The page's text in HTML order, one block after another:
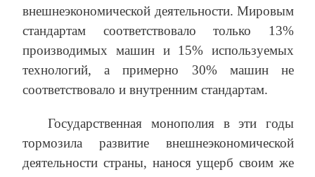
внешнеэкономической деятельности. Мировым
стандартам соответствовало только 13%
производимых машин и 15% используемых
технологий, а примерно 30% машин не
соответствовало и внутренним стандартам.
Государственная монополия в эти годы
тормозила развитие внешнеэкономической
деятельности страны, нанося ущерб своим же